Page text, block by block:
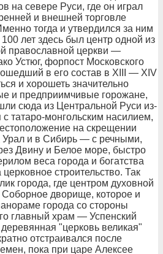
на севере Руси, где он играл
и внешней торговле
тогда и утвердился за ним
лет здесь был центр одной из
православной церкви —
Устюг, форпост Московского
в его состав в XIII — XIV
и хорошеть значительно
и предприимчивые горожане,
сюда из Центральной Руси из-
татаро-монгольским насилием,
на скрещении
Урал и в Сибирь — с речными,
Двину и Белое море, быстро
веса города и богатства
строительство. Так
города, где центром духовной
Соборное дворище, которое и
города со стороны
главный храм — Успенский
"церковь великая"
отстраивался после
пока при царе Алексее